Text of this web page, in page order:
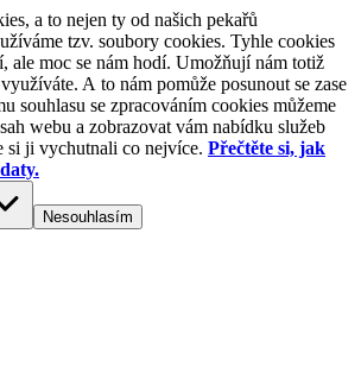
a to nejen ty od našich pekařů
tzv. soubory cookies. Tyhle cookies
ale moc se nám hodí. Umožňují nám totiž
A to nám pomůže posunout se zase
souhlasu se zpracováním cookies můžeme
webu a zobrazovat vám nabídku služeb
si ji vychutnali co nejvíce. Přečtěte si, jak
Nesouhlasím